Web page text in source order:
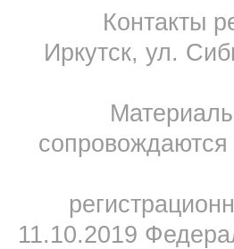
Контакты
Иркутск, ул.
11.10.2019